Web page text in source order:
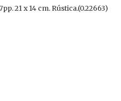
21 x 14 cm. Rústica.(0.22663)